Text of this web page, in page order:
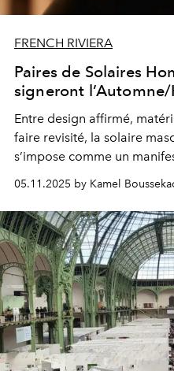
FRENCH RIVIERA
Paires de Solaires
signeront
Entre design affirmé,
faire revisité, la solaire
s’impose comme un
élégance maîtrisée,
curieux, affirmé, conscient
Une sélection où chaque
personnalité, entre
d’exception.
05.11.2025 by Kamel